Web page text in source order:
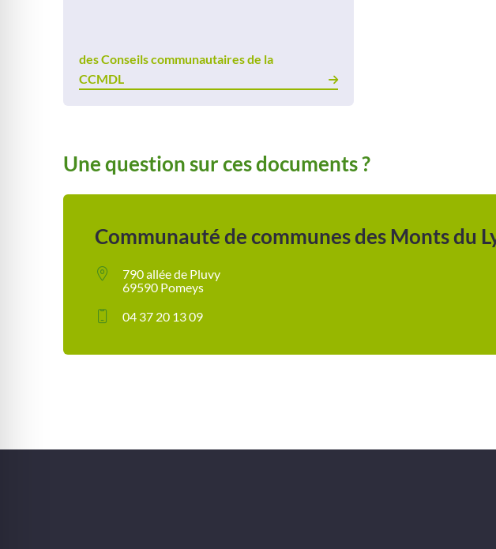
des Conseils communautaires de la
CCMDL
Une question sur ces documents ?
Communauté de communes des Monts du
790 allée de Pluvy
69590 Pomeys
04 37 20 13 09